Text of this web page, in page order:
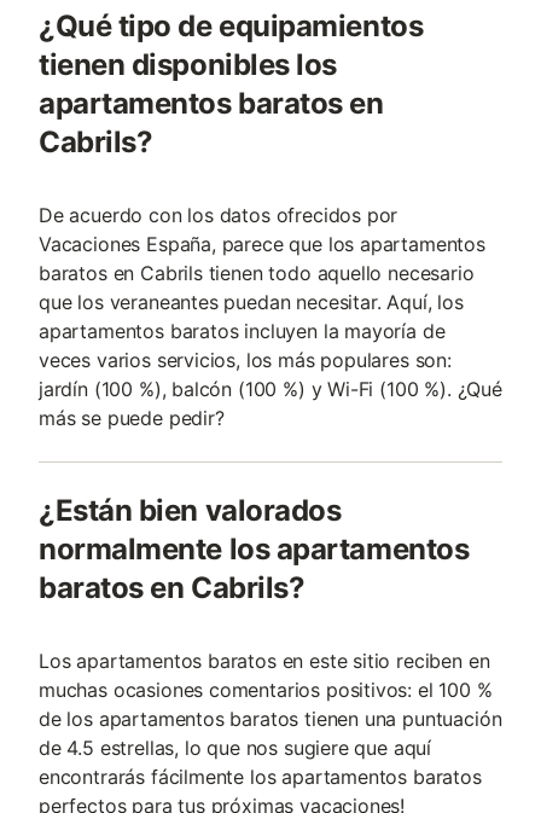
¿Qué tipo de equipamientos
tienen disponibles los
apartamentos baratos en
Cabrils?
De acuerdo con los datos ofrecidos por
Vacaciones España, parece que los apartamentos
baratos en Cabrils tienen todo aquello necesario
que los veraneantes puedan necesitar. Aquí, los
apartamentos baratos incluyen la mayoría de
veces varios servicios, los más populares son:
jardín (100 %), balcón (100 %) y Wi-Fi (100 %). ¿Qué
más se puede pedir?
¿Están bien valorados
normalmente los apartamentos
baratos en Cabrils?
Los apartamentos baratos en este sitio reciben en
muchas ocasiones comentarios positivos: el 100 %
de los apartamentos baratos tienen una puntuación
de 4.5 estrellas, lo que nos sugiere que aquí
encontrarás fácilmente los apartamentos baratos
perfectos para tus próximas vacaciones!